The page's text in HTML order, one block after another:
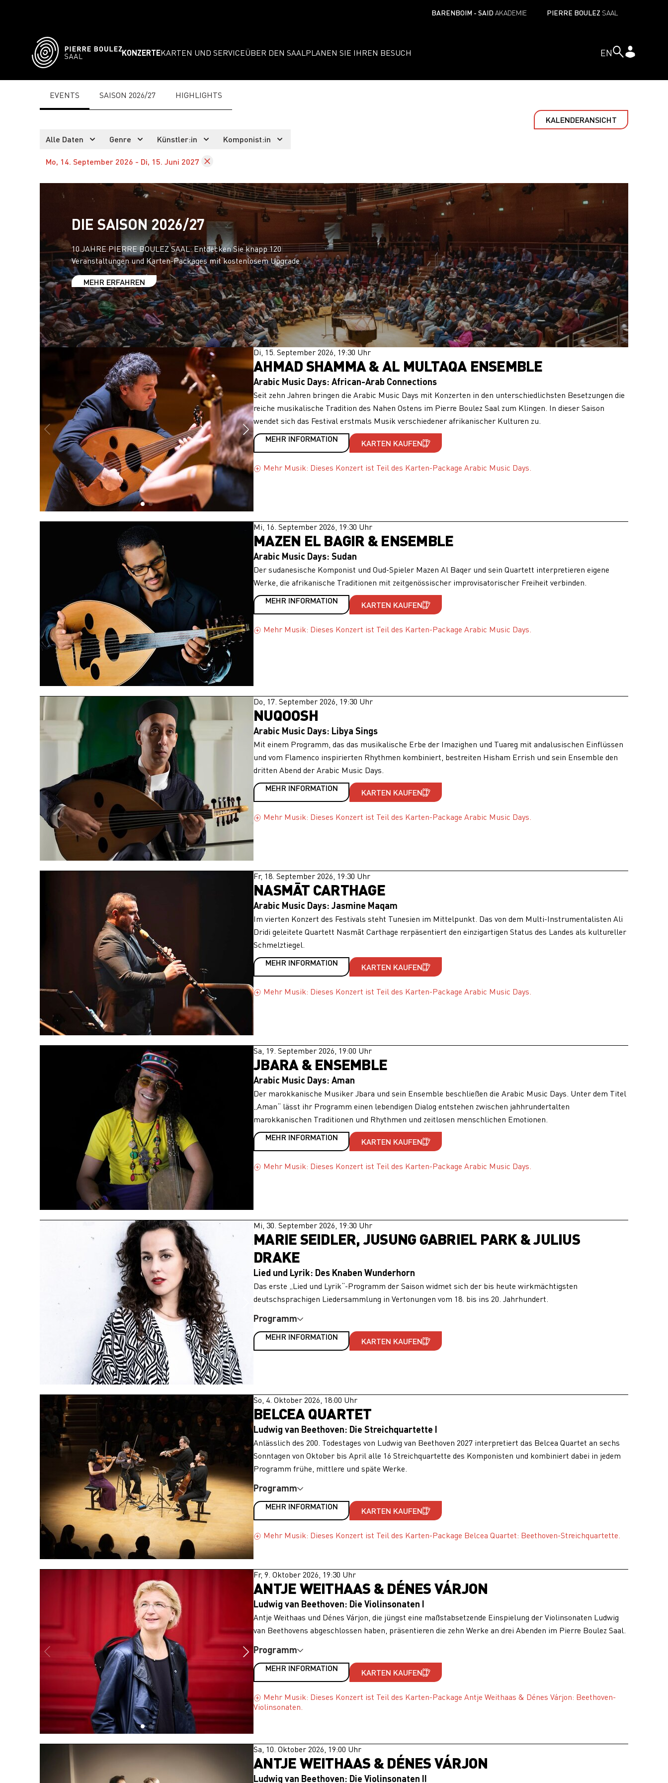
BARENBOIM - SAIDAKADEMIE PIERRE BOULEZ SAAL
KONZERTEKARTEN UND SERVICEÜBER DEN SAAL PLANEN SIE IHREN BESUCH EN
EVENTS SAISON 2026/27 HIGHLIGHTS
KALENDERANSICHT
Alle Daten
Genre Künstler:in Komponist:in
Mo, 14. September 2026 - Di, 15. Juni 2027
DIE SAISON 2026/27
10 JAHRE PIERRE BOULEZ SAAL: Entdecken Sie knapp 120
Veranstaltungen und Karten-Packages mit kostenlosem Upgrade.
MEHR ERFAHREN
Di, 15. September 2026, 19:30 Uhr
AHMAD SHAMMA & AL MULTAQA ENSEMBLE
Arabic Music Days: African-Arab Connections
Seit zehn Jahren bringen die Arabic Music Days mit Konzerten in den unterschiedlichsten Besetzungen die
reiche musikalische Tradition des Nahen Ostens im Pierre Boulez Saal zum Klingen. In dieser Saison
wendet sich das Festival erstmals Musik verschiedener afrikanischer Kulturen zu.
MEHR INFORMATION
KARTEN KAUFEN
Mehr Musik: Dieses Konzert ist Teil des Karten-Package Arabic Music Days.
Mi, 16. September 2026, 19:30 Uhr
MAZEN EL BAGIR & ENSEMBLE
Arabic Music Days: Sudan
Der sudanesische Komponist und Oud-Spieler Mazen Al Baqer und sein Quartett interpretieren eigene
Werke, die afrikanische Traditionen mit zeitgenössischer improvisatorischer Freiheit verbinden.
MEHR INFORMATION
KARTEN KAUFEN
Mehr Musik: Dieses Konzert ist Teil des Karten-Package Arabic Music Days.
Do, 17. September 2026, 19:30 Uhr
NUQOOSH
Arabic Music Days: Libya Sings
Mit einem Programm, das das musikalische Erbe der Imazighen und Tuareg mit andalusischen Einflüssen
und vom Flamenco inspirierten Rhythmen kombiniert, bestreiten Hisham Errish und sein Ensemble den
dritten Abend der Arabic Music Days.
MEHR INFORMATION
KARTEN KAUFEN
Mehr Musik: Dieses Konzert ist Teil des Karten-Package Arabic Music Days.
Fr, 18. September 2026, 19:30 Uhr
NASMĀT CARTHAGE
Arabic Music Days: Jasmine Maqam
Im vierten Konzert des Festivals steht Tunesien im Mittelpunkt. Das von dem Multi-Instrumentalisten Ali
Dridi geleitete Quartett Nasmāt Carthage rerpäsentiert den einzigartigen Status des Landes als kultureller
Schmelztiegel.
MEHR INFORMATION
KARTEN KAUFEN
Mehr Musik: Dieses Konzert ist Teil des Karten-Package Arabic Music Days.
Sa, 19. September 2026, 19:00 Uhr
JBARA & ENSEMBLE
Arabic Music Days: Aman
Der marokkanische Musiker Jbara und sein Ensemble beschließen die Arabic Music Days. Unter dem Titel
„Aman“ lässt ihr Programm einen lebendigen Dialog entstehen zwischen jahhrundertalten
marokkanischen Traditionen und Rhythmen und zeitlosen menschlichen Emotionen.
MEHR INFORMATION
KARTEN KAUFEN
Mehr Musik: Dieses Konzert ist Teil des Karten-Package Arabic Music Days.
Mi, 30. September 2026, 19:30 Uhr
MARIE SEIDLER, JUSUNG GABRIEL PARK & JULIUS
DRAKE
Lied und Lyrik: Des Knaben Wunderhorn
Das erste „Lied und Lyrik“-Programm der Saison widmet sich der bis heute wirkmächtigsten
deutschsprachigen Liedersammlung in Vertonungen vom 18. bis ins 20. Jahrhundert.
Programm
MEHR INFORMATION KARTEN KAUFEN
So, 4. Oktober 2026, 18:00 Uhr
BELCEA QUARTET
Ludwig van Beethoven: Die Streichquartette I
Anlässlich des 200. Todestages von Ludwig van Beethoven 2027 interpretiert das Belcea Quartet an sechs
Sonntagen von Oktober bis April alle 16 Streichquartette des Komponisten und kombiniert dabei in jedem
Programm frühe, mittlere und späte Werke.
Programm
MEHR INFORMATION KARTEN KAUFEN
Mehr Musik: Dieses Konzert ist Teil des Karten-Package Belcea Quartet: Beethoven-Streichquartette.
Fr, 9. Oktober 2026, 19:30 Uhr
ANTJE WEITHAAS & DÉNES VÁRJON
Ludwig van Beethoven: Die Violinsonaten I
Antje Weithaas und Dénes Várjon, die jüngst eine maßstabsetzende Einspielung der Violinsonaten Ludwig
van Beethovens abgeschlossen haben, präsentieren die zehn Werke an drei Abenden im Pierre Boulez Saal.
Programm
MEHR INFORMATION KARTEN KAUFEN
Mehr Musik: Dieses Konzert ist Teil des Karten-Package Antje Weithaas & Dénes Várjon: Beethoven-
Violinsonaten.
Sa, 10. Oktober 2026, 19:00 Uhr
ANTJE WEITHAAS & DÉNES VÁRJON
Ludwig van Beethoven: Die Violinsonaten II